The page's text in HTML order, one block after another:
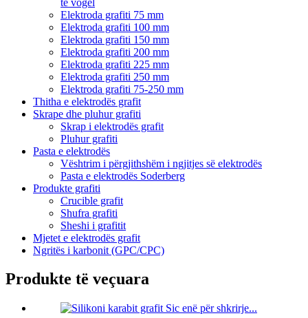
Elektroda grafiti 75 mm
Elektroda grafiti 100 mm
Elektroda grafiti 150 mm
Elektroda grafiti 200 mm
Elektroda grafiti 225 mm
Elektroda grafiti 250 mm
Elektroda grafiti 75-250 mm
Thitha e elektrodës grafit
Skrape dhe pluhur grafiti
Skrap i elektrodës grafit
Pluhur grafiti
Pasta e elektrodës
Vështrim i përgjithshëm i ngjitjes së elektrodës
Pasta e elektrodës Soderberg
Produkte grafiti
Crucible grafit
Shufra grafiti
Sheshi i grafitit
Mjetet e elektrodës grafit
Ngritës i karbonit (GPC/CPC)
Produkte të veçuara